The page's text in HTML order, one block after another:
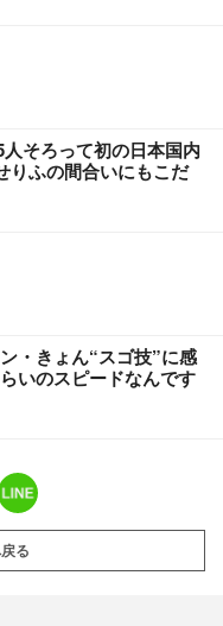
そろって初の日本国内
ふの間合いにもこだ
・きょん“スゴ技”に感
いのスピードなんです
る